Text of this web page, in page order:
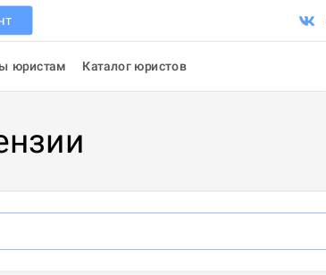
юристам Каталог юристов